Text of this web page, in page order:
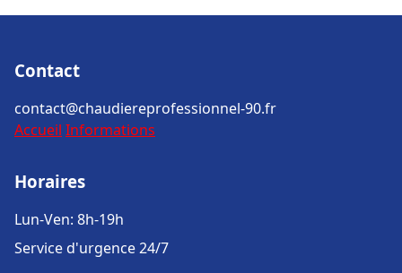
Contact
contact@chaudiereprofessionnel-90.fr
Accueil Informations
Horaires
Lun-Ven: 8h-19h
Service d'urgence 24/7